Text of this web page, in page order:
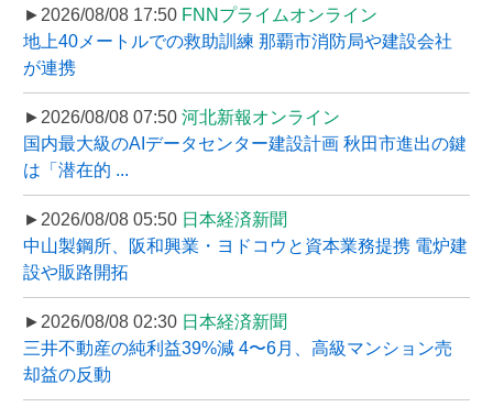
►2026/08/08 17:50 FNNプライムオンライン
地上40メートルでの救助訓練 那覇市消防局や建設会社
が連携
►2026/08/08 07:50 河北新報オンライン
国内最大級のAIデータセンター建設計画 秋田市進出の鍵
は「潜在的 ...
►2026/08/08 05:50 日本経済新聞
中山製鋼所、阪和興業・ヨドコウと資本業務提携 電炉建
設や販路開拓
►2026/08/08 02:30 日本経済新聞
三井不動産の純利益39%減 4〜6月、高級マンション売
却益の反動